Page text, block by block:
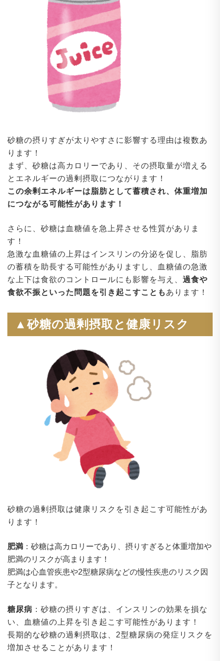
砂糖の摂りすぎが太りやすさに影響する理由は複数あ
ります！
まず、砂糖は高カロリーであり、その摂取量が増える
とエネルギーの過剰摂取につながります！
この余剰エネルギーは脂肪として蓄積され、体重増加
につながる可能性があります！
さらに、砂糖は血糖値を急上昇させる性質がありま
す！
急激な血糖値の上昇はインスリンの分泌を促し、脂肪
の蓄積を助長する可能性がありますし、血糖値の急激
な上下は食欲のコントロールにも影響を与え、 過食や
食欲不振といった問題を引き起こすことも あります！
▲砂糖の過剰摂取と健康リスク
砂糖の過剰摂取は健康リスクを引き起こす可能性があ
ります！
肥満 ：砂糖は高カロリーであり、摂りすぎると体重増加や
肥満のリスクが高まります！
肥満は心血管疾患や2型糖尿病などの慢性疾患のリスク因
子となります。
糖尿病 ：砂糖の摂りすぎは、インスリンの効果を損な
い、血糖値の上昇を引き起こす可能性があります！
長期的な砂糖の過剰摂取は、2型糖尿病の発症リスクを
増加させることがあります！